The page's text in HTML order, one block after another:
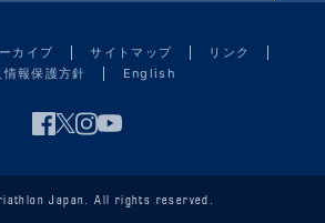
カイブ サイトマップ
リンク
情報保護方針
English
Japan. All rights reserved.